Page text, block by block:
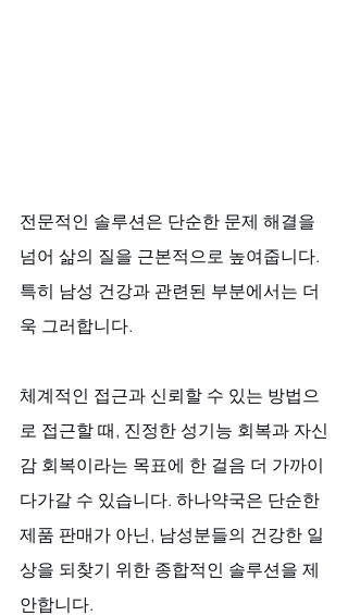
전문적인 솔루션은 단순한 문제 해결을
넘어 삶의 질을 근본적으로 높여줍니다.
특히 남성 건강과 관련된 부분에서는 더
욱 그러합니다.
체계적인 접근과 신뢰할 수 있는 방법으
로 접근할 때, 진정한 성기능 회복과 자신
감 회복이라는 목표에 한 걸음 더 가까이
다가갈 수 있습니다. 하나약국은 단순한
제품 판매가 아닌, 남성분들의 건강한 일
상을 되찾기 위한 종합적인 솔루션을 제
안합니다.